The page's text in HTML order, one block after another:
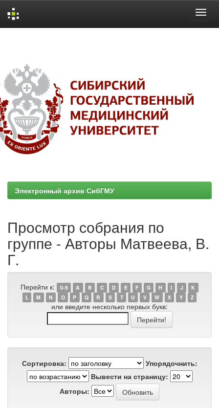
Электронный архив СибГМУ
Просмотр собрания по
группе - Авторы Матвеева, В.
Г.
Перейти к: 0-9 A B C D E F G H I J
K
L
M N O P Q R S T U V W X Y Z
или введите несколько первых букв:
Сортировка:
Упорядочнить:
Вывести на страницу:
Авторы: